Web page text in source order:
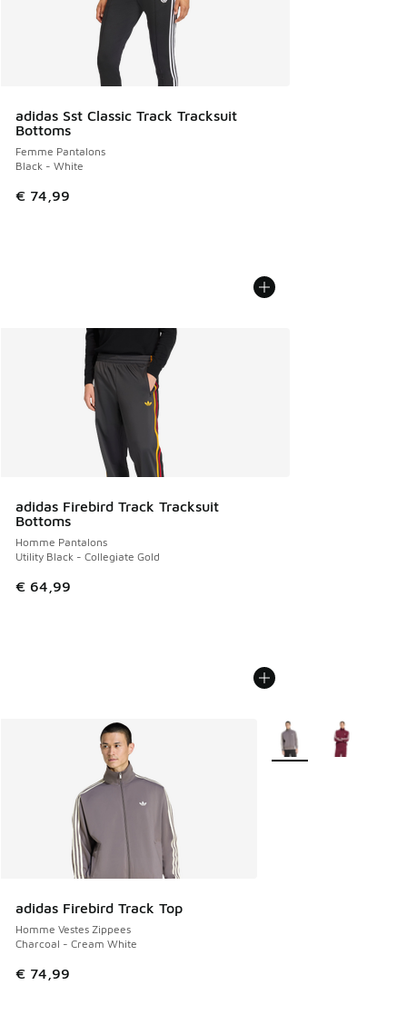
adidas Sst Classic Track Tracksuit
Bottoms
Femme Pantalons
Black - White
€ 74,99
adidas Firebird Track Tracksuit
Bottoms
Homme Pantalons
Utility Black - Collegiate Gold
€ 64,99
adidas Firebird Track Top
Homme Vestes Zippees
Charcoal - Cream White
€ 74,99
Plus de couleurs